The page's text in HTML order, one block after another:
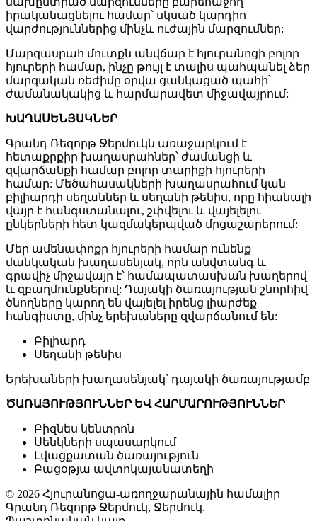
իրականացնելու համար՝ սկսած կարդիո
վարժություններից մինչև ուժային մարզումներ:
Մարզասրահ մուտքն անվճար է հյուրանոցի բոլոր
հյուրերի համար, ինչը թույլ է տալիս պահպանել ձեր
մարզական ռեժիմը օրվա ցանկացած պահի՝
ժամանակակից և հարմարավետ միջավայրում:
ԽԱՂԱՍԵՆՅԱԿՆԵՐ
Գրանդ Ռեզորթ Ջերմուկն առաջարկում է
հետաքրքիր խաղասրահներ՝ ժամանցի և
զվարճանքի համար բոլոր տարիքի հյուրերի
համար: Մեծահասակների խաղասրահում կան
բիլիարդի սեղաններ և սեղանի թենիս, որը հիանալի
վայր է հանգստանալու, շփվելու և վայելելու
ընկերների հետ կազմակերպված մրցաշարերում:
Մեր ամենափոքր հյուրերի համար ունենք
մանկական խաղասենյակ, որն անվտանգ և
գրավիչ միջավայր է՝ համապատասխան խաղերով
և զբաղմունքներով: Դայակի ծառայության շնորհիվ
ծնողները կարող են վայելել իրենց լիարժեք
հանգիստը, մինչ երեխաները զվարճանում են:
Բիլիարդ
Սեղանի թենիս
Երեխաների խաղասենյակ՝ դայակի ծառայությամբ
ԾԱՌԱՅՈՒԹՅՈՒՆՆԵՐ ԵՎ ՀԱՐՄԱՐՈՒԹՅՈՒՆՆԵՐ
Բիզնես կենտրոն
Սենկների սպասարկում
Լվացքատան ծառայություն
Բացօթյա ավտոկայանատեղի
© 2026 Հյուրանոցա-առողջարանային համալիր
Գրանդ Ռեզորթ Ջերմուկ, Ջերմուկ.